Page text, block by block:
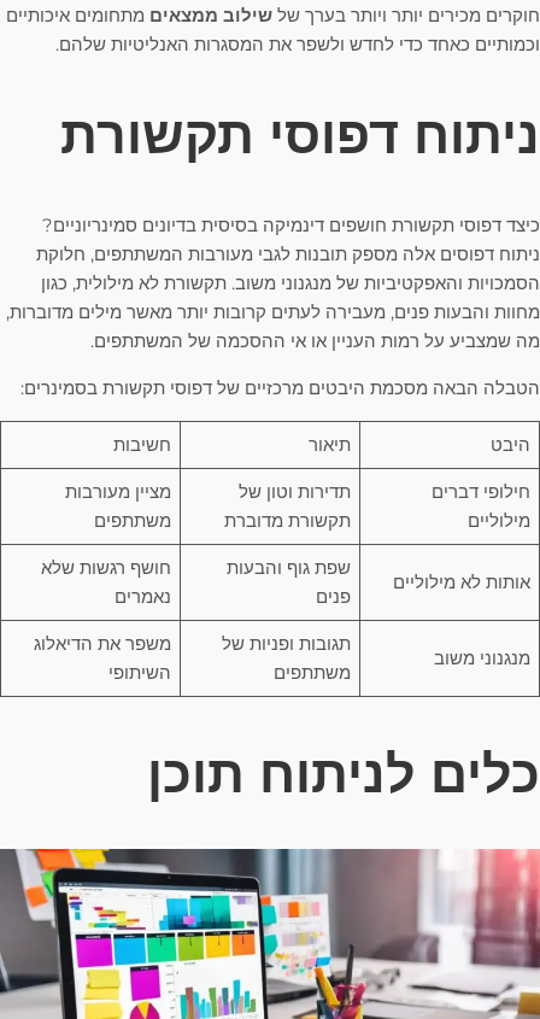
חוקרים מכירים יותר ויותר בערך של שילוב ממצאים מתחומים איכותיים
וכמותיים כאחד כדי לחדש ולשפר את המסגרות האנליטיות שלהם.
ניתוח דפוסי תקשורת
כיצד דפוסי תקשורת חושפים דינמיקה בסיסית בדיונים סמינריוניים?
ניתוח דפוסים אלה מספק תובנות לגבי מעורבות המשתתפים, חלוקת
הסמכויות והאפקטיביות של מנגנוני משוב. תקשורת לא מילולית, כגון
מחוות והבעות פנים, מעבירה לעתים קרובות יותר מאשר מילים מדוברות,
מה שמצביע על רמות העניין או אי ההסכמה של המשתתפים.
הטבלה הבאה מסכמת היבטים מרכזיים של דפוסי תקשורת בסמינרים:
היבט תיאור חשיבות
חילופי דברים
מילוליים
תדירות וטון של
תקשורת מדוברת
מציין מעורבות
משתתפים
אותות לא מילוליים
שפת גוף והבעות
פנים
חושף רגשות שלא
נאמרים
מנגנוני משוב
תגובות ופניות של
משתתפים
משפר את הדיאלוג
השיתופי
כלים לניתוח תוכן